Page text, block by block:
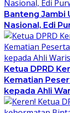
Banteng Jambi
Nasional, Edi
Ketua DPRD
Kematian
kepada Ahli